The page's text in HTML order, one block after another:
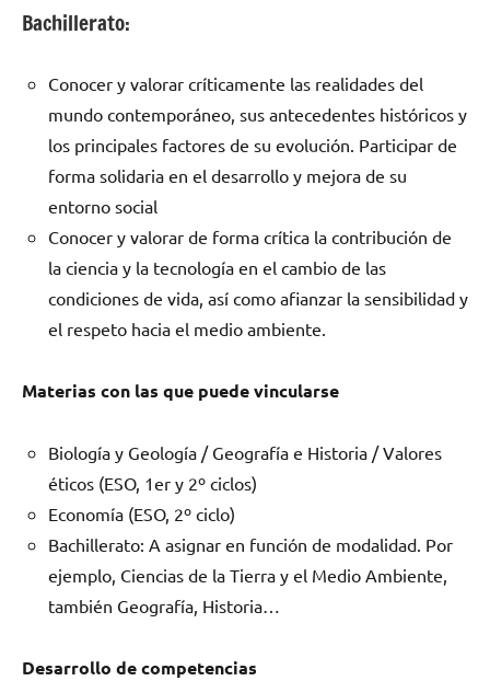
Bachillerato:
Conocer y valorar críticamente las realidades del
mundo contemporáneo, sus antecedentes históricos y
los principales factores de su evolución. Participar de
forma solidaria en el desarrollo y mejora de su
entorno social
Conocer y valorar de forma crítica la contribución de
la ciencia y la tecnología en el cambio de las
condiciones de vida, así como afianzar la sensibilidad y
el respeto hacia el medio ambiente.
Materias con las que puede vincularse
Biología y Geología / Geografía e Historia / Valores
éticos (ESO, 1er y 2º ciclos)
Economía (ESO, 2º ciclo)
Bachillerato: A asignar en función de modalidad. Por
ejemplo, Ciencias de la Tierra y el Medio Ambiente,
también Geografía, Historia…
Desarrollo de competencias